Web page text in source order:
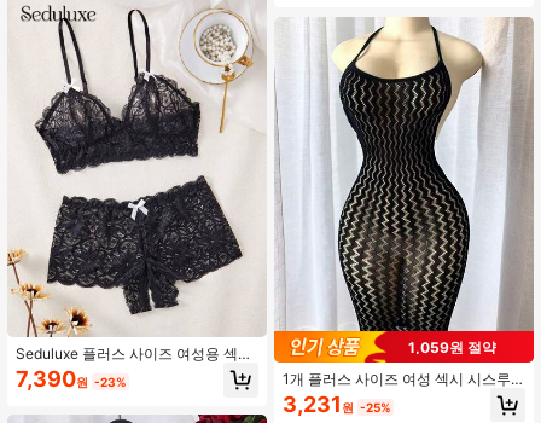
Seduluxe 플러스 사이즈 여성용 섹시
레이스 펀칭 언더웨어 세트
7,390원 -23%
1,059원 절약
1개 플러스 사이즈 여성 섹시 시스루
숄더 커버업 드레스, 수영복 없이 음악
축제에 적합, 할로우 아웃 피티드 시스
3,231 원 -25%